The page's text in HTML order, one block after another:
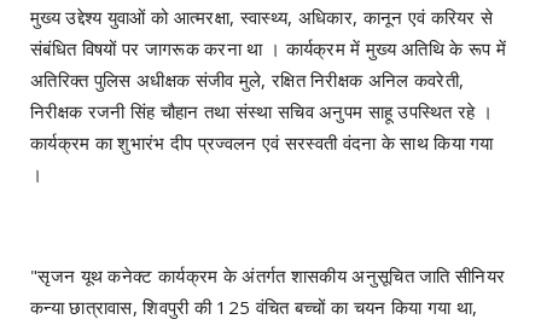
मुख्य उद्देश्य युवाओं को आत्मरक्षा, स्वास्थ्य, अधिकार, कानून एवं करियर से
संबंधित विषयों पर जागरूक करना था । कार्यक्रम में मुख्य अतिथि के रूप में
अतिरिक्त पुलिस अधीक्षक संजीव मुले, रक्षित निरीक्षक अनिल कवरेती,
निरीक्षक रजनी सिंह चौहान तथा संस्था सचिव अनुपम साहू उपस्थित रहे ।
कार्यक्रम का शुभारंभ दीप प्रज्वलन एवं सरस्वती वंदना के साथ किया गया
।
"सृजन यूथ कनेक्ट कार्यक्रम के अंतर्गत शासकीय अनुसूचित जाति सीनियर
कन्या छात्रावास, शिवपुरी की 125 वंचित बच्चों का चयन किया गया था,